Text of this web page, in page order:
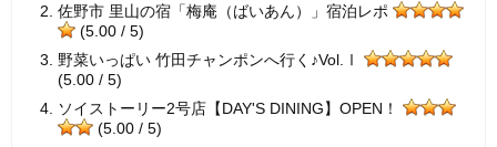
佐野市 里山の宿「梅庵（ばいあん）」宿泊レポ
(5.00 / 5)
野菜いっぱい 竹田チャンポンへ行く♪Vol.Ⅰ
(5.00 / 5)
ソイストーリー2号店【DAY'S DINING】OPEN！
(5.00 / 5)